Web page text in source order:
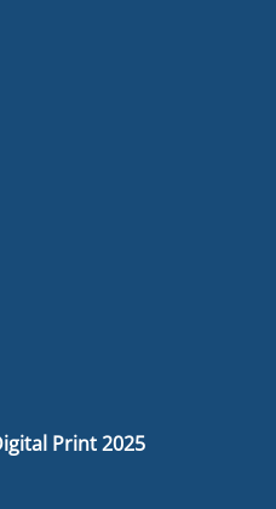
Print 2025